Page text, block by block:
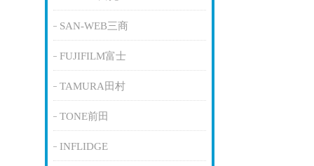
SAN-WEB三商
FUJIFILM富士
TAMURA田村
TONE前田
INFLIDGE